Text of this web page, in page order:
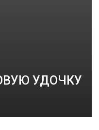
УДОЧКУ